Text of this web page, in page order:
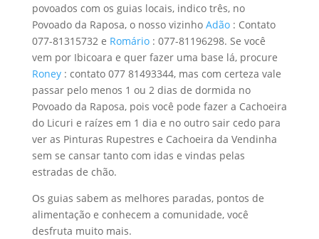
povoados com os guias locais, indico três, no
Povoado da Raposa, o nosso vizinho Adão: Contato
077-81315732 e Romário : 077-81196298. Se você
vem por Ibicoara e quer fazer uma base lá, procure
Roney : contato 077 81493344, mas com certeza vale
passar pelo menos 1 ou 2 dias de dormida no
Povoado da Raposa, pois você pode fazer a Cachoeira
do Licuri e raízes em 1 dia e no outro sair cedo para
ver as Pinturas Rupestres e Cachoeira da Vendinha
sem se cansar tanto com idas e vindas pelas
estradas de chão.
Os guias sabem as melhores paradas, pontos de
alimentação e conhecem a comunidade, você
desfruta muito mais.